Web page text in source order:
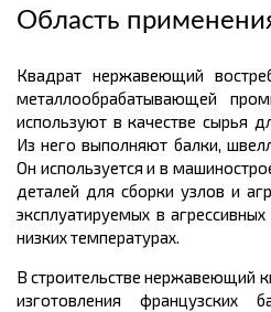
Область
Квадрат нержавеющий
металлообрабатывающей
используют в качестве сырья
Из него выполняют балки,
Он используется и в
деталей для сборки узлов и
эксплуатируемых в
низких температурах.
В строительстве нержавеющий
изготовления французских